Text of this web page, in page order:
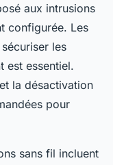
aux intrusions
configurée. Les
les
est essentiel.
la désactivation
pour
sans fil incluent